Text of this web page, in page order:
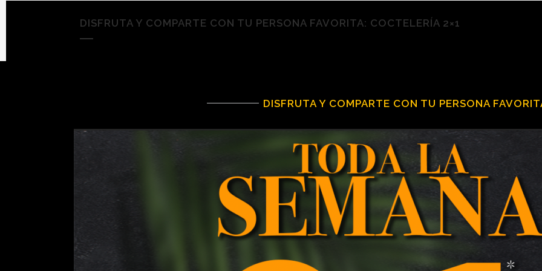
DISFRUTA Y COMPARTE CON TU PERSONA FAVORITA: COCTELERÍA 2×1
DISFRUTA Y COMPARTE CON TU PERSONA